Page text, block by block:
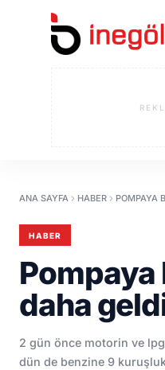
ANA SAYFA HABER POMPAYA
HABER
daha
2 gün önce motorin ve
dün de benzine 9